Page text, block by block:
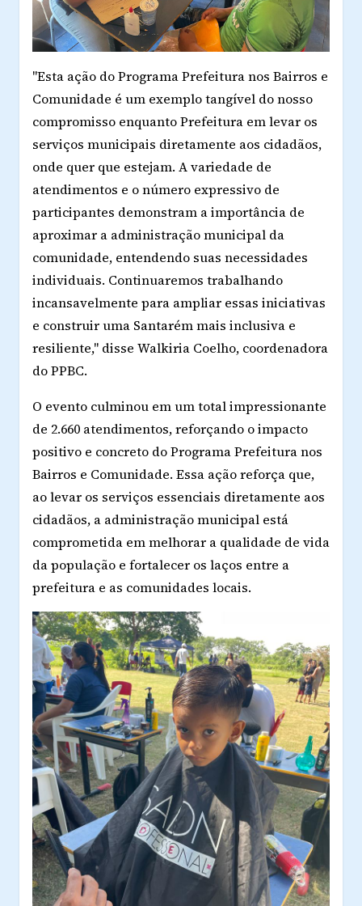
"Esta ação do Programa Prefeitura nos Bairros e
Comunidade é um exemplo tangível do nosso
compromisso enquanto Prefeitura em levar os
serviços municipais diretamente aos cidadãos,
onde quer que estejam. A variedade de
atendimentos e o número expressivo de
participantes demonstram a importância de
aproximar a administração municipal da
comunidade, entendendo suas necessidades
individuais. Continuaremos trabalhando
incansavelmente para ampliar essas iniciativas
e construir uma Santarém mais inclusiva e
resiliente," disse Walkiria Coelho, coordenadora
do PPBC.
O evento culminou em um total impressionante
de 2.660 atendimentos, reforçando o impacto
positivo e concreto do Programa Prefeitura nos
Bairros e Comunidade. Essa ação reforça que,
ao levar os serviços essenciais diretamente aos
cidadãos, a administração municipal está
comprometida em melhorar a qualidade de vida
da população e fortalecer os laços entre a
prefeitura e as comunidades locais.